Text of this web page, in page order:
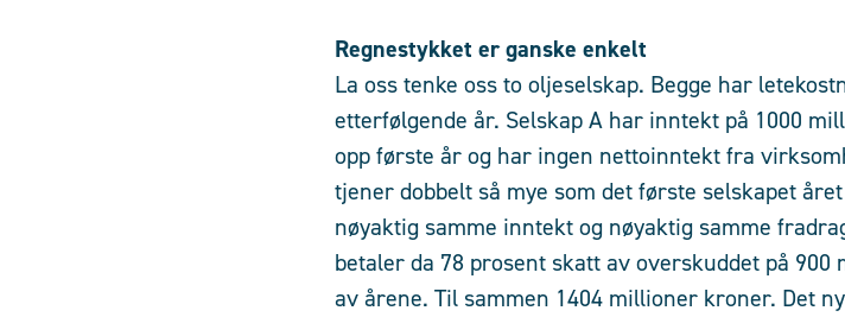
Regnestykket er ganske enkelt
La oss tenke oss to oljeselskap. Begge har
etterfølgende år. Selskap A har inntekt på 1000
opp første år og har ingen nettoinntekt fra
tjener dobbelt så mye som det første selskapet
nøyaktig samme inntekt og nøyaktig samme
betaler da 78 prosent skatt av overskuddet på
av årene. Til sammen 1404 millioner kroner. Det